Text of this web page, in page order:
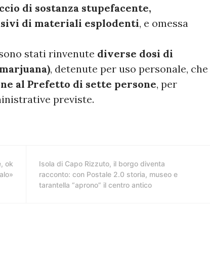
di sostanza stupefacente,
di materiali esplodenti, e omessa
stati rinvenute diverse dosi di
, detenute per uso personale, che
al Prefetto di sette persone, per
previste.
ok
Isola di Capo Rizzuto, il borgo diventa
racconto: con Postale 2.0 storia, museo e
tarantella “aprono” il centro antico